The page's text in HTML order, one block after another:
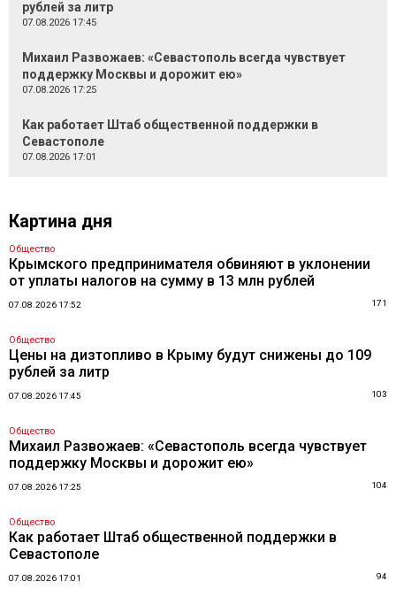
рублей за литр
07.08.2026 17:45
Михаил Развожаев: «Севастополь всегда чувствует
поддержку Москвы и дорожит ею»
07.08.2026 17:25
Как работает Штаб общественной поддержки в
Севастополе
07.08.2026 17:01
Картина дня
Общество
Крымского предпринимателя обвиняют в уклонении
от уплаты налогов на сумму в 13 млн рублей
07.08.2026 17:52 171
Общество
Цены на дизтопливо в Крыму будут снижены до 109
рублей за литр
07.08.2026 17:45 103
Общество
Михаил Развожаев: «Севастополь всегда чувствует
поддержку Москвы и дорожит ею»
07.08.2026 17:25 104
Общество
Как работает Штаб общественной поддержки в
Севастополе
07.08.2026 17:01 94